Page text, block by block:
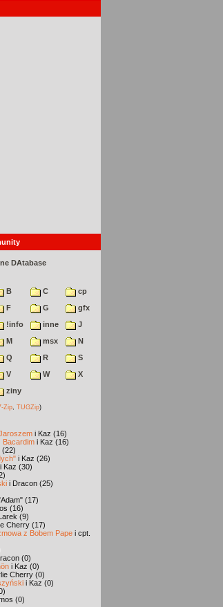
DAtabase
B C
cp
F G
gfx
!info inne
J
M msx
N
Q R
S
V W
X
ziny
Zip TUGZip)
i Kaz (16)
Bacardim i Kaz (16)
(22)
i Kaz (26)
i Kaz (30)
i Dracon (25)
(17)
(16)
(9)
Cherry (17)
z Bobem Pape i cpt.
(0)
i Kaz (0)
Cherry (0)
i Kaz (0)
(0)